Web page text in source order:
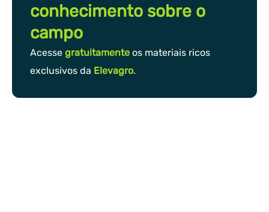
conhecimento sobre o
campo
Acesse gratuitamente os materiais ricos
exclusivos da Elevagro.